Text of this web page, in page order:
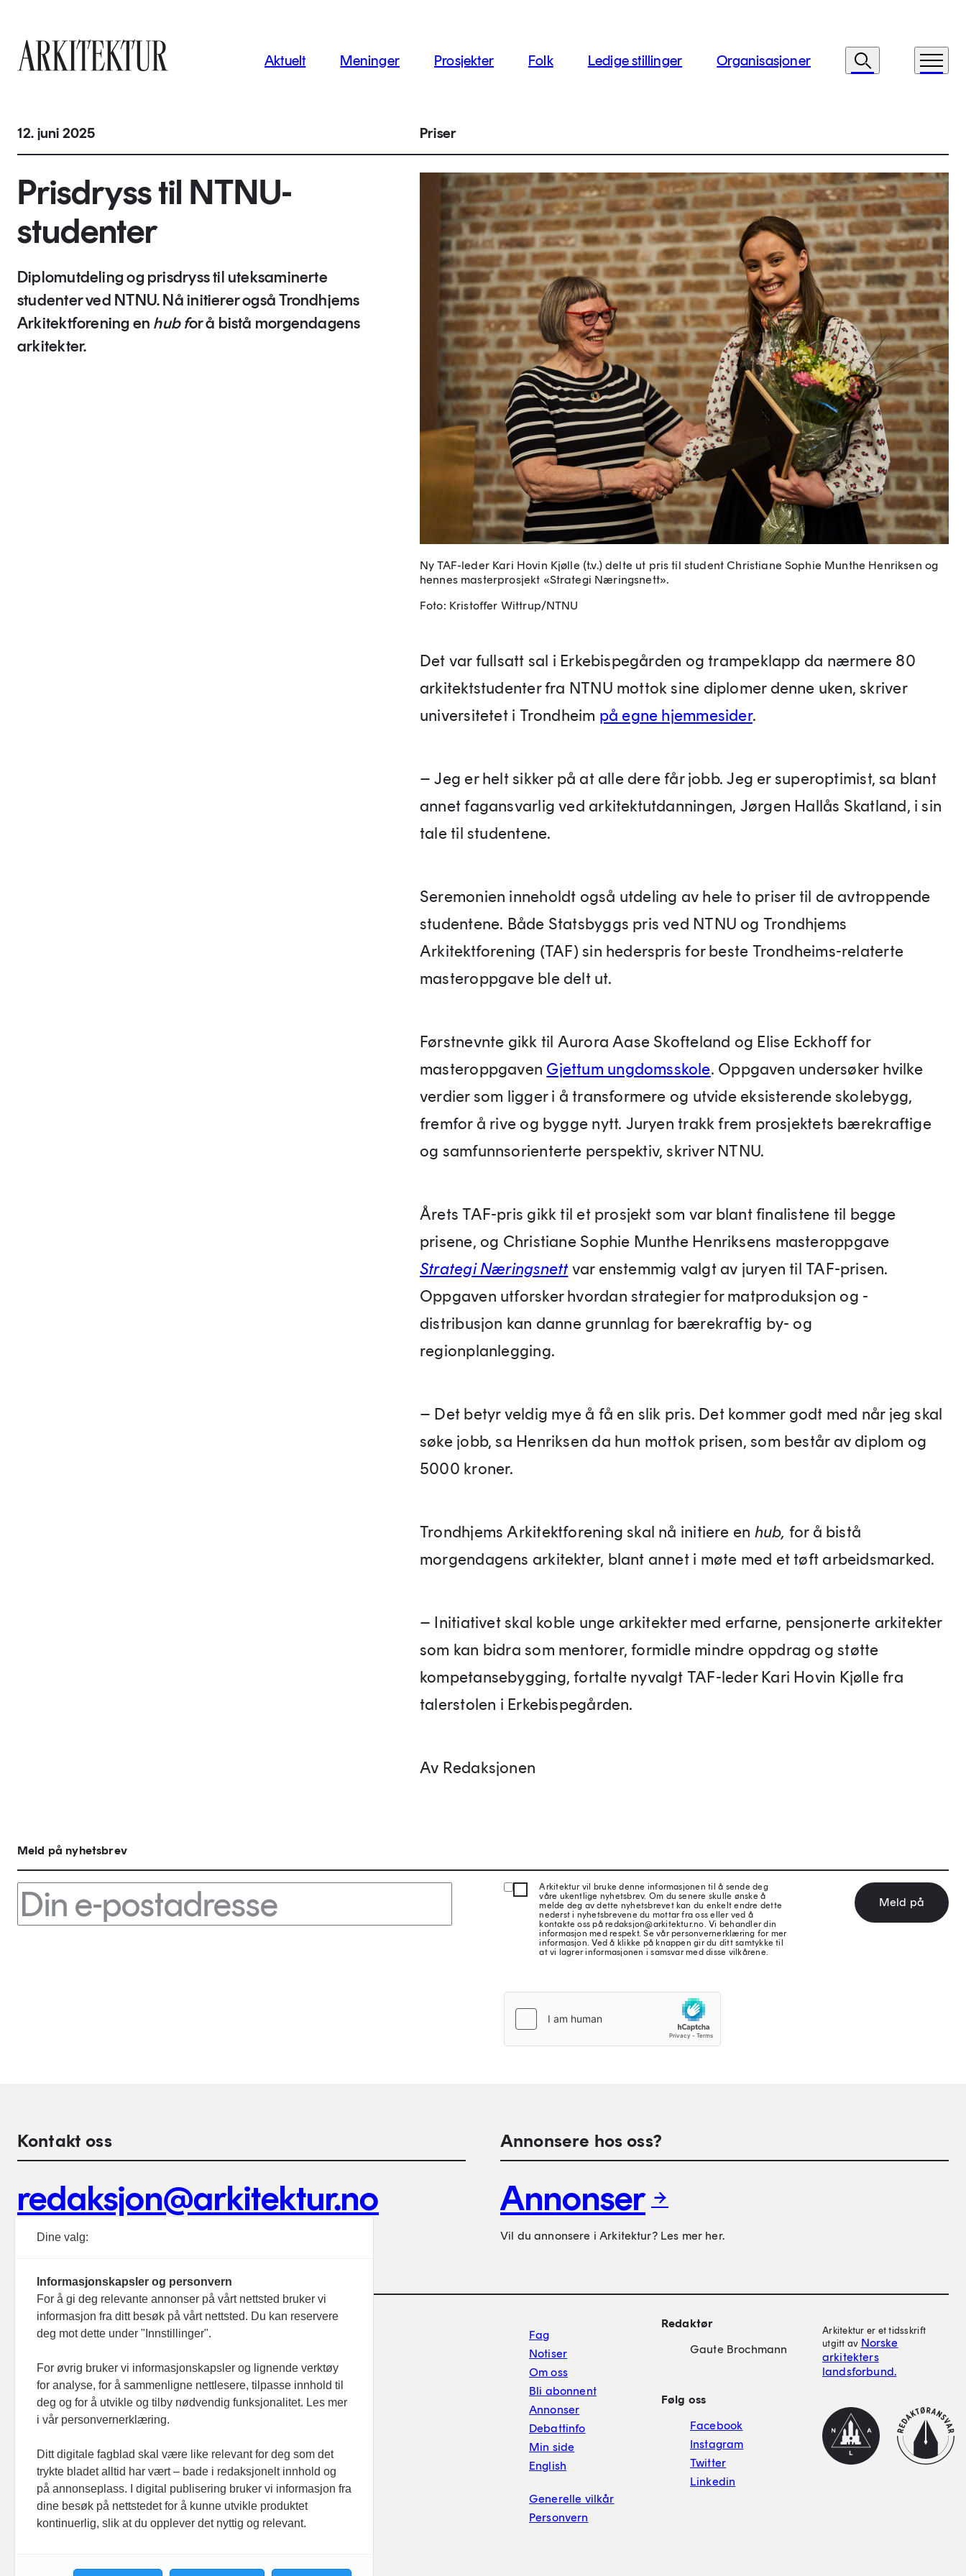
Aktuelt Meninger Prosjekter Folk Ledige stillinger Organisasjoner Søk Meny
12. juni 2025 Priser
Prisdryss til NTNU-
studenter
Diplomutdeling og prisdryss til uteksaminerte
studenter ved NTNU. Nå initierer også Trondhjems
Arkitektforening en hub for å bistå morgendagens
arkitekter.
Ny TAF-leder Kari Hovin Kjølle (t.v.) delte ut pris til student Christiane Sophie Munthe Henriksen og
hennes masterprosjekt «Strategi Næringsnett».
Foto: Kristoffer Wittrup/NTNU
Det var fullsatt sal i Erkebispegården og trampeklapp da nærmere 80
arkitektstudenter fra NTNU mottok sine diplomer denne uken, skriver
universitetet i Trondheim på egne hjemmesider.
– Jeg er helt sikker på at alle dere får jobb. Jeg er superoptimist, sa blant
annet fagansvarlig ved arkitektutdanningen, Jørgen Hallås Skatland, i sin
tale til studentene.
Seremonien inneholdt også utdeling av hele to priser til de avtroppende
studentene. Både Statsbyggs pris ved NTNU og Trondhjems
Arkitektforening (TAF) sin hederspris for beste Trondheims-relaterte
masteroppgave ble delt ut.
Førstnevnte gikk til Aurora Aase Skofteland og Elise Eckhoff for
masteroppgaven Gjettum ungdomsskole. Oppgaven undersøker hvilke
verdier som ligger i å transformere og utvide eksisterende skolebygg,
fremfor å rive og bygge nytt. Juryen trakk frem prosjektets bærekraftige
og samfunnsorienterte perspektiv, skriver NTNU.
Årets TAF-pris gikk til et prosjekt som var blant finalistene til begge
prisene, og Christiane Sophie Munthe Henriksens masteroppgave
Strategi Næringsnettvar enstemmig valgt av juryen til TAF-prisen.
Oppgaven utforsker hvordan strategier for matproduksjon og -
distribusjon kan danne grunnlag for bærekraftig by- og
regionplanlegging.
– Det betyr veldig mye å få en slik pris. Det kommer godt med når jeg skal
søke jobb, sa Henriksen da hun mottok prisen, som består av diplom og
5000 kroner.
Trondhjems Arkitektforening skal nå initiere en hub, for å bistå
morgendagens arkitekter, blant annet i møte med et tøft arbeidsmarked.
– Initiativet skal koble unge arkitekter med erfarne, pensjonerte arkitekter
som kan bidra som mentorer, formidle mindre oppdrag og støtte
kompetansebygging, fortalte nyvalgt TAF-leder Kari Hovin Kjølle fra
talerstolen i Erkebispegården.
Av Redaksjonen
Meld på nyhetsbrev
Arkitektur vil bruke denne informasjonen til å sende deg
våre ukentlige nyhetsbrev. Om du senere skulle ønske å
melde deg av dette nyhetsbrevet kan du enkelt endre dette
nederst i nyhetsbrevene du mottar fra oss eller ved å
kontakte oss på redaksjon@arkitektur.no. Vi behandler din
informasjon med respekt. Se vår personvernerklæring for mer
informasjon. Ved å klikke på knappen gir du ditt samtykke til
at vi lagrer informasjonen i samsvar med disse vilkårene.
Meld på
Kontakt oss
redaksjon@arkitektur.no
Debattinnlegg, tips og andre henvendelser.
Annonsere hos oss?
Annonser
Vil du annonsere i Arkitektur? Les mer her.
Footer hovednavigasjon
Aktuelt
Meninger
Prosjekter
Folk
Ledige stillinger
Organisasjoner
Fag
Notiser
Om oss
Bli abonnent
Annonser
Debattinfo
Min side
English
Generelle vilkår
Personvern
Redaktør
Gaute Brochmann
Følg oss
Facebook
Instagram
Twitter
Linkedin
Arkitektur er et tidsskrift
utgitt av Norske
arkitekters
landsforbund.
NAL
Dine valg:
Informasjonskapsler og personvern
For å gi deg relevante annonser på vårt nettsted bruker vi
informasjon fra ditt besøk på vårt nettsted. Du kan reservere
deg mot dette under "Innstillinger".
For øvrig bruker vi informasjonskapsler og lignende verktøy
for analyse, for å sammenligne nettlesere, tilpasse innhold til
deg og for å utvikle og tilby nødvendig funksjonalitet. Les mer
i vår personvernerklæring.
Ditt digitale fagblad skal være like relevant for deg som det
trykte bladet alltid har vært – bade i redaksjonelt innhold og
på annonseplass. I digital publisering bruker vi informasjon fra
dine besøk på nettstedet for å kunne utvikle produktet
kontinuerlig, slik at du opplever det nyttig og relevant.